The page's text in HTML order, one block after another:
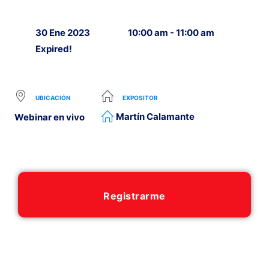
30 Ene 2023
Expired!
10:00 am - 11:00 am
UBICACIÓN
Webinar en vivo
EXPOSITOR
Martín Calamante
Registrarme